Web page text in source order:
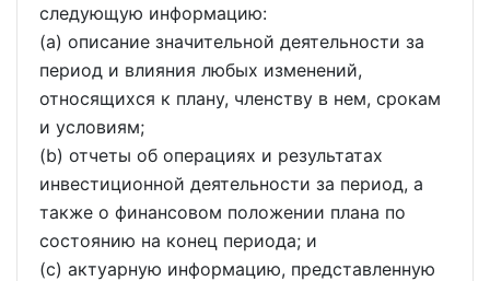
следующую информацию:
(a) описание значительной деятельности за
период и влияния любых изменений,
относящихся к плану, членству в нем, срокам
и условиям;
(b) отчеты об операциях и результатах
инвестиционной деятельности за период, а
также о финансовом положении плана по
состоянию на конец периода; и
(c) актуарную информацию, представленную